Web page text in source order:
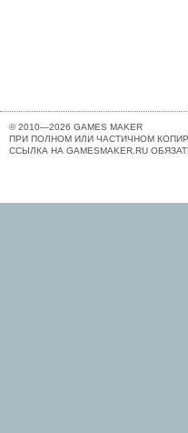
© 2010—2026 GAMES MAKER
ПРИ ПОЛНОМ ИЛИ ЧАСТИЧНОМ
ССЫЛКА НА GAMESMAKER.RU